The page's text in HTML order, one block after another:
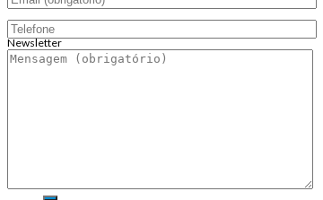
Newsletter
Endereço de email: